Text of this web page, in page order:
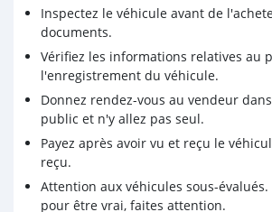
Inspectez le véhicule avant de
documents.
Vérifiez les informations relatives au
l'enregistrement du véhicule.
Donnez rendez-vous au vendeur
public et n'y allez pas seul.
Payez après avoir vu et reçu le
reçu.
Attention aux véhicules sous-
pour être vrai, faites attention.